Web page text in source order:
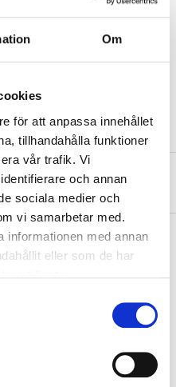
Om
för att anpassa innehållet
tillhandahålla funktioner
vår trafik. Vi
och annan
sociala medier och
vi samarbetar med.
informationen med annan
eller som de har
20 cm
Beige
Bomull/polyester
timmar! För mer information om